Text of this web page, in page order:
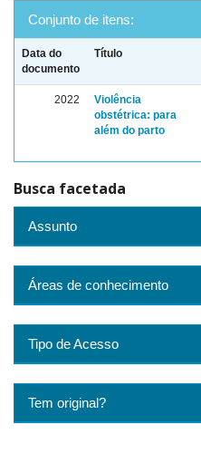
Conjunto de itens:
Data do
documento
Título
2022
Violência
obstétrica: para
além do parto
Busca facetada
Assunto
Áreas de conhecimento
Tipo de Acesso
Tem original?